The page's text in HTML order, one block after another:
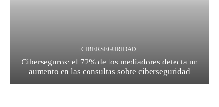
CIBERSEGURIDAD
Ciberseguros: el 72% de los mediadores detecta un
aumento en las consultas sobre ciberseguridad